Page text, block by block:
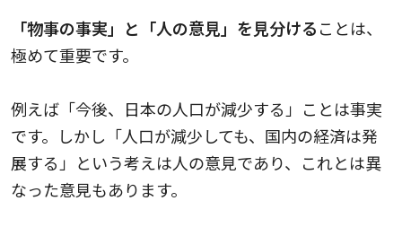
「物事の事実」と「人の意見」を見分けることは、
極めて重要です。
例えば「今後、日本の人口が減少する」ことは事実
です。しかし「人口が減少しても、国内の経済は発
展する」という考えは人の意見であり、これとは異
なった意見もあります。